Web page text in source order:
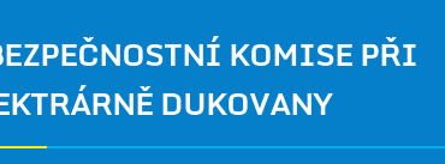
KOMISE PŘI
DUKOVANY